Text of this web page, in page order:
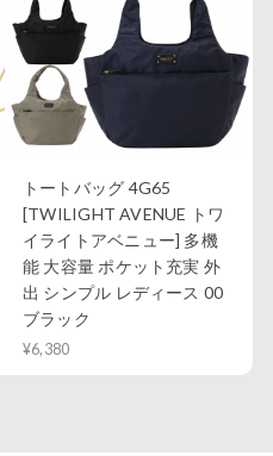
トートバッグ 4G65
[TWILIGHT AVENUE トワ
イライトアベニュー] 多機
能 大容量 ポケット充実 外
出 シンプル レディース 00
ブラック
¥6,380